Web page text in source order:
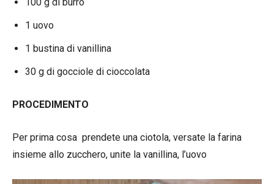
100 g di burro
1 uovo
1 bustina di vanillina
30 g di gocciole di cioccolata
PROCEDIMENTO
Per prima cosa prendete una ciotola, versate la farina
insieme allo zucchero, unite la vanillina, l’uovo